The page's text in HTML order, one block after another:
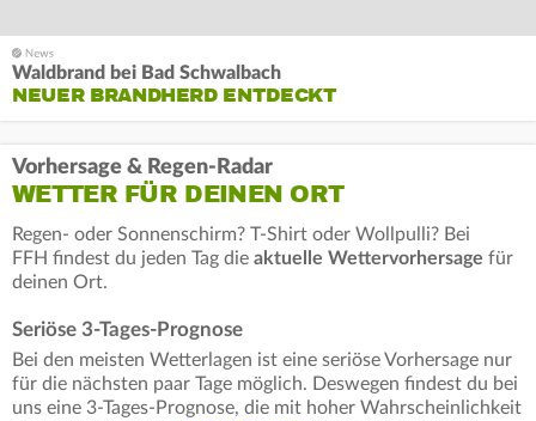
Waldbrand bei Bad Schwalbach
NEUER BRANDHERD ENTDECKT
Vorhersage & Regen-Radar
WETTER FÜR DEINEN ORT
Regen- oder Sonnenschirm? T-Shirt oder Wollpulli? Bei
FFH findest du jeden Tag die aktuelle Wettervorhersage für
deinen Ort.
Seriöse 3-Tages-Prognose
Bei den meisten Wetterlagen ist eine seriöse Vorhersage nur
für die nächsten paar Tage möglich. Deswegen findest du bei
uns eine 3-Tages-Prognose, die mit hoher Wahrscheinlichkeit